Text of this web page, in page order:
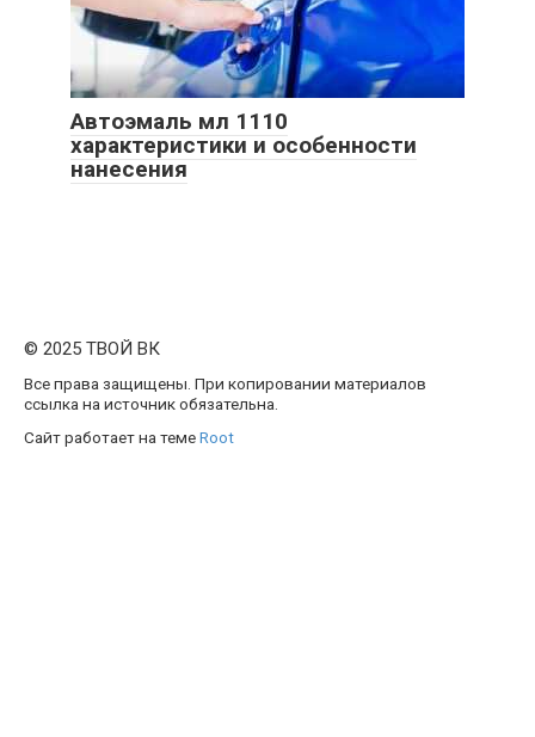
Автоэмаль мл 1110
характеристики и особенности
нанесения
© 2025 ТВОЙ ВК
Все права защищены. При копировании материалов
ссылка на источник обязательна.
Сайт работает на темеRoot